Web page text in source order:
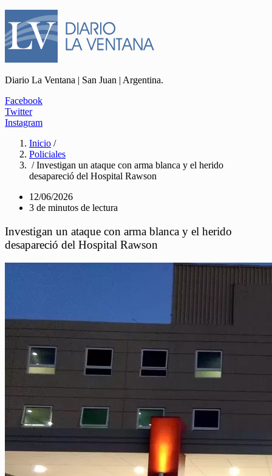
Diario La Ventana | San Juan | Argentina.
Facebook
Twitter
Instagram
Inicio /
Policiales
/ Investigan un ataque con arma blanca y el herido
desapareció del Hospital Rawson
12/06/2026
3 de minutos de lectura
Investigan un ataque con arma blanca y el herido
desapareció del Hospital Rawson